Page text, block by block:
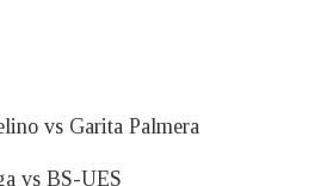
vs Garita Palmera
vs BS-UES